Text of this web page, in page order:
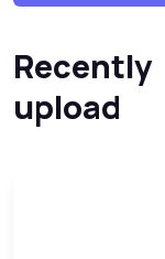
Recently
upload